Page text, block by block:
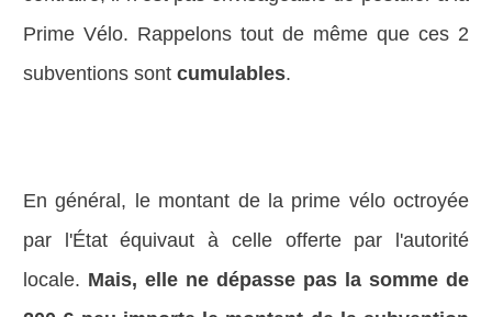
Prime Vélo. Rappelons tout de même que ces 2
subventions sont cumulables.
En général, le montant de la prime vélo octroyée
par l'État équivaut à celle offerte par l'autorité
locale. Mais, elle ne dépasse pas la somme de